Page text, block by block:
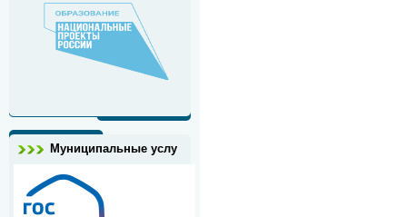
Муниципальные услу